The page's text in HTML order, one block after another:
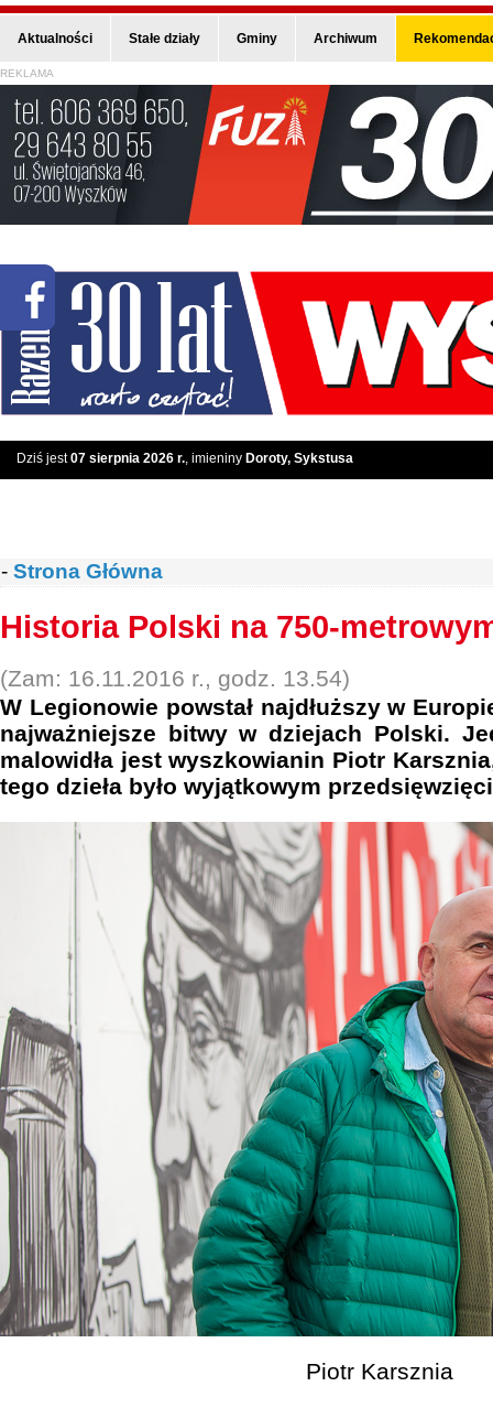
Aktualności Stałe działy Gminy Archiwum
REKLAMA
Dziś jest07 sierpnia 2026 r., imieniny Doroty, Sykstusa
- Strona Główna
Historia Polski na 750-
(Zam: 16.11.2016 r., godz. 13.54)
W Legionowie powstał najdłuższy w
najważniejsze bitwy w dziejach Polski.
malowidła jest wyszkowianin Piotr
tego dzieła było wyjątkowym
Piotr Karsznia